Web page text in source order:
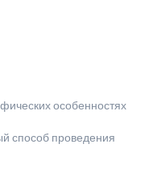
особенностях
способ проведения